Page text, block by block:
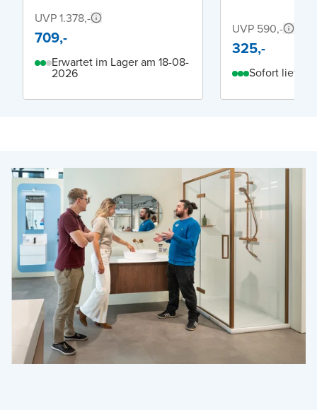
UVP 1.378,-
709,-
Erwartet im Lager am 18-08-
2026
UVP 590,-
325,-
Sofort